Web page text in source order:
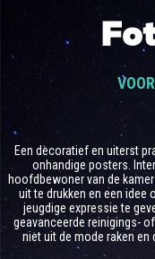
Een decoratief en uiterst
onhandige posters.
hoofdbewoner van de
uit te drukken en een idee
jeugdige expressie te
geavanceerde reinigings-
niet uit de mode raken